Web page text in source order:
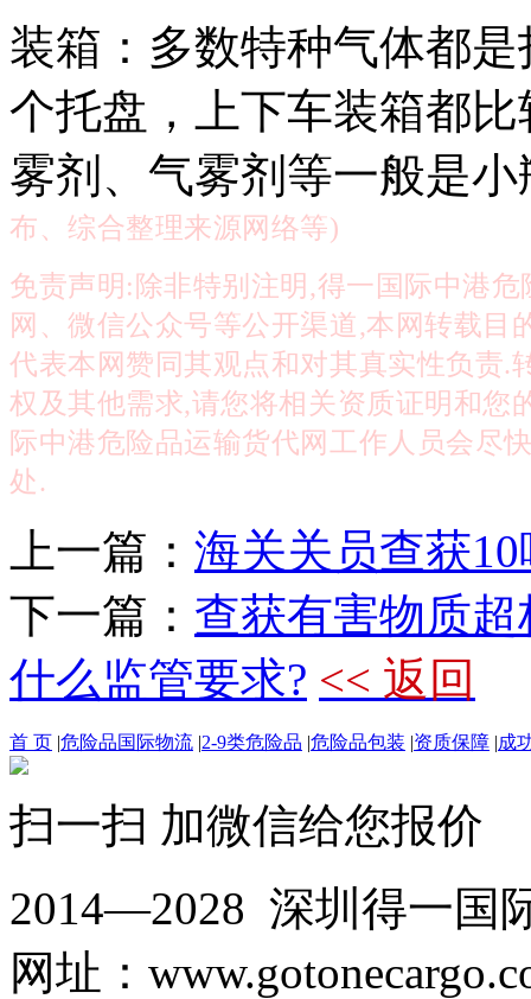
装箱：多数特种气体都
个托盘，上下车装箱都
雾剂、气雾剂等一般是
布、综合整理来源网络等)
免责声明:除非特别注明,得一国际中港
网、微信公众号等公开渠道,本网转载
代表本网赞同其观点和对其真实性负责.
权及其他需求,请您将相关资质证明和您
际中港危险品运输货代网工作人员会尽
处.
上一篇： 海关关员查获
下一篇： 查获有害物质
什么监管要求? << 返回
首 页 |危险品国际物流 |2-9类危险品 |危险品包装 |资质保障 |成
扫一扫 加微信给您报价
2014—2028 深圳得一国
网址：